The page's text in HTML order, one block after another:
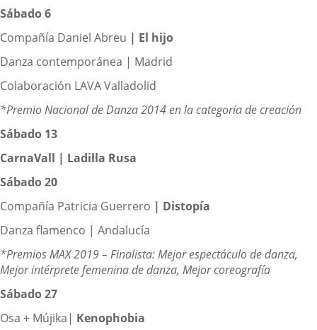
Sábado 6
Compañía Daniel Abreu | El hijo
Danza contemporánea | Madrid
Colaboración LAVA Valladolid
*Premio Nacional de Danza 2014 en la categoría de creación
Sábado 13
CarnaVall | Ladilla Rusa
Sábado 20
Compañía Patricia Guerrero | Distopía
Danza flamenco | Andalucía
*Premios MAX 2019– Finalista: Mejor espectáculo de danza,
Mejor intérprete femenina de danza, Mejor coreografía
Sábado 27
Osa + Mújika| Kenophobia